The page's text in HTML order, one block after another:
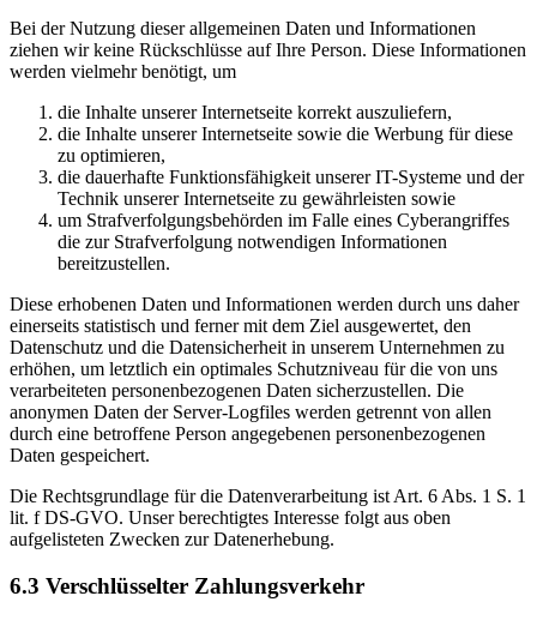
Bei der Nutzung dieser allgemeinen Daten und Informationen
ziehen wir keine Rückschlüsse auf Ihre Person. Diese Informationen
werden vielmehr benötigt, um
die Inhalte unserer Internetseite korrekt auszuliefern,
die Inhalte unserer Internetseite sowie die Werbung für diese
zu optimieren,
die dauerhafte Funktionsfähigkeit unserer IT-Systeme und der
Technik unserer Internetseite zu gewährleisten sowie
um Strafverfolgungsbehörden im Falle eines Cyberangriffes
die zur Strafverfolgung notwendigen Informationen
bereitzustellen.
Diese erhobenen Daten und Informationen werden durch uns daher
einerseits statistisch und ferner mit dem Ziel ausgewertet, den
Datenschutz und die Datensicherheit in unserem Unternehmen zu
erhöhen, um letztlich ein optimales Schutzniveau für die von uns
verarbeiteten personenbezogenen Daten sicherzustellen. Die
anonymen Daten der Server-Logfiles werden getrennt von allen
durch eine betroffene Person angegebenen personenbezogenen
Daten gespeichert.
Die Rechtsgrundlage für die Datenverarbeitung ist Art. 6 Abs. 1 S. 1
lit. f DS-GVO. Unser berechtigtes Interesse folgt aus oben
aufgelisteten Zwecken zur Datenerhebung.
6.3 Verschlüsselter Zahlungsverkehr